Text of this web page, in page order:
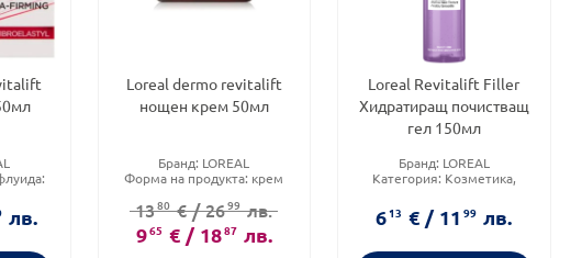
лв.
Loreal dermo revitalift
нощен крем 50мл
Бранд: LOREAL
Форма на продукта: крем
1380€ / 2699 лв.
965 € / 1887 лв.
Loreal Revitalift Filler
Хидратиращ почистващ
гел 150мл
Бранд: LOREAL
Категория: Козметика,
Форма на продукта:
613 € / 1199 лв.